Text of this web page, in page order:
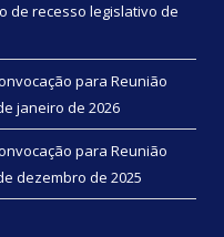
de recesso legislativo de
para Reunião
janeiro de 2026
para Reunião
dezembro de 2025